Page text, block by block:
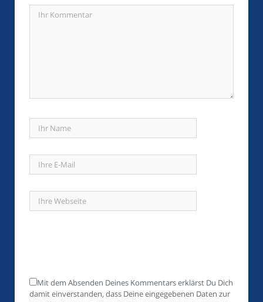
Mit dem Absenden Deines Kommentars erklärst Du Dich
damit einverstanden, dass Deine eingegebenen Daten zur